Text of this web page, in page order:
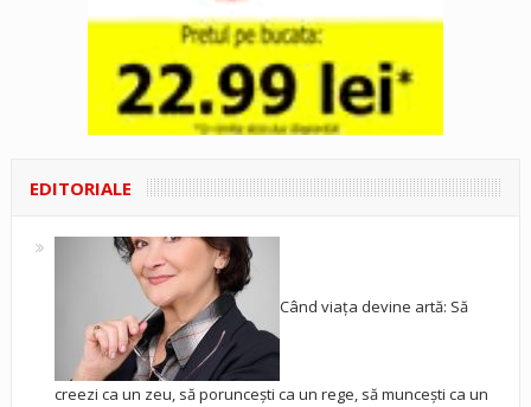
EDITORIALE
Când viața devine artă: Să
creezi ca un zeu, să poruncești ca un rege, să muncești ca un